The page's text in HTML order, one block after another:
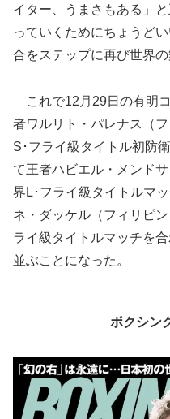
イター、うまさもある」
っていくためにちょうど
合をステップに再び世界の
これで12月29日の有明
者ワルリト・パレナス（
S･フライ級タイトル初防
て王者ハビエル・メンド
界L･フライ級タイトルマ
ネ・ダッケル（フィリピ
ライ級タイトルマッチを
並ぶことになった。
ボクシン